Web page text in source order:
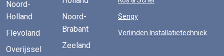
Noord-
Holland
Flevoland
Overijssel
Noord-
Brabant
Zeeland
Sengy
Verlinden Installatietechniek